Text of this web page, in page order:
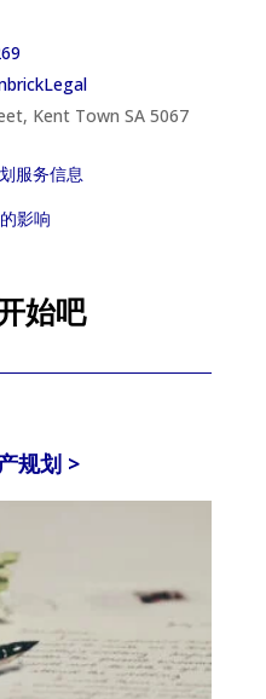
Kent Town SA 5067
服务信息
影响
始吧
规划 >